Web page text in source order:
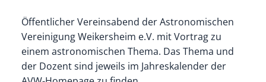
Öffentlicher Vereinsabend der Astronomischen
Vereinigung Weikersheim e.V. mit Vortrag zu
einem astronomischen Thema. Das Thema und
der Dozent sind jeweils im Jahreskalender der